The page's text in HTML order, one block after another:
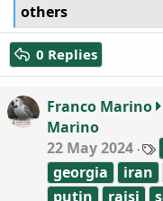
e
a
c
t
i
n
s
:
others
0 Replies
Franco Marino
Marino
22 May 2024
T
a
s
georgia
iran
putin
raisi